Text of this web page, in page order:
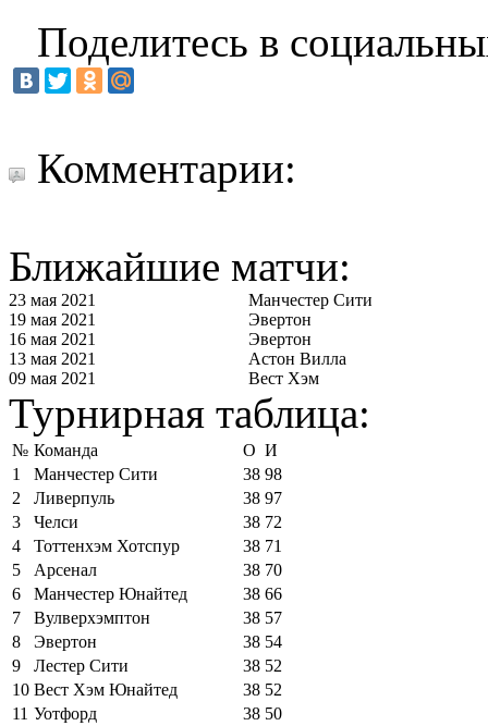
Поделитесь в
Комментарии:
Ближайшие матчи:
23 мая 2021
Манчестер Сити
19 мая 2021
Эвертон
16 мая 2021
Эвертон
13 мая 2021
Астон Вилла
09 мая 2021
Вест Хэм
Турнирная таблица:
№ Команда О И
1
Манчестер Сити 38 98
2
Ливерпуль 38 97
3
Челси 38 72
4
Тоттенхэм Хотспур 38 71
5
Арсенал 38 70
6
Манчестер Юнайтед 38 66
7
Вулверхэмптон 38 57
8
Эвертон 38 54
9
Лестер Сити 38 52
10 Вест Хэм Юнайтед 38 52
11 Уотфорд 38 50